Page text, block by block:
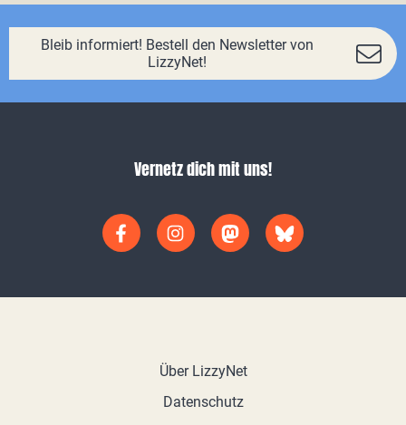
Bleib informiert! Bestell den Newsletter von
LizzyNet!
Vernetz dich mit uns!
Über LizzyNet
Datenschutz